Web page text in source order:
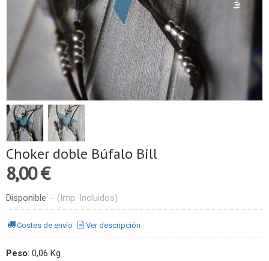
Choker doble Búfalo Bill
8,00 €
Disponible - (Imp. Incluidos)
Costes de envío Ver descripción
Peso: 0,06 Kg